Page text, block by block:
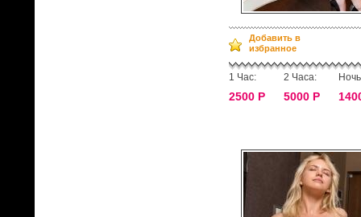
Добавить в
избранное
1 Час:
2500 Р
2 Часа:
5000 Р